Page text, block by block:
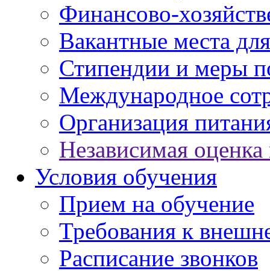
Финансово-
Вакантные места
Стипендии и меры
Международное
Организация
Независимая оценка
Условия обучения
Прием на обучение
Требования к
Расписание звонков